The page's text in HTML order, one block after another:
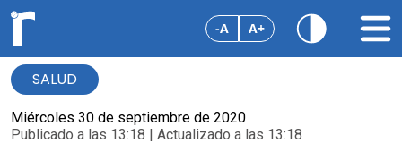
-A A+
SALUD
Miércoles 30 de septiembre de 2020
Publicado a las 13:18 | Actualizado a las 13:18